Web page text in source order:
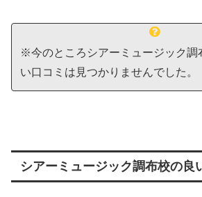
※今のところシアーミュージック調
い口コミは見つかりませんでした。
シアーミュージック調布校の良